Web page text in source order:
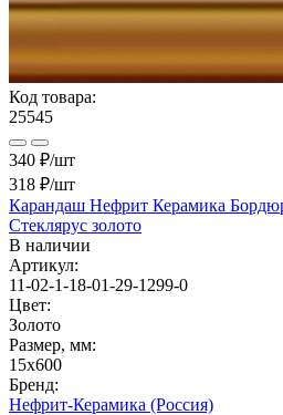
Код товара:
25545
340 ₽/шт
318 ₽/шт
Карандаш Нефрит Керамика
Стеклярус золото
В наличии
Артикул:
11-02-1-18-01-29-1299-0
Цвет:
Золото
Размер, мм:
15x600
Бренд:
Нефрит-Керамика (Россия)